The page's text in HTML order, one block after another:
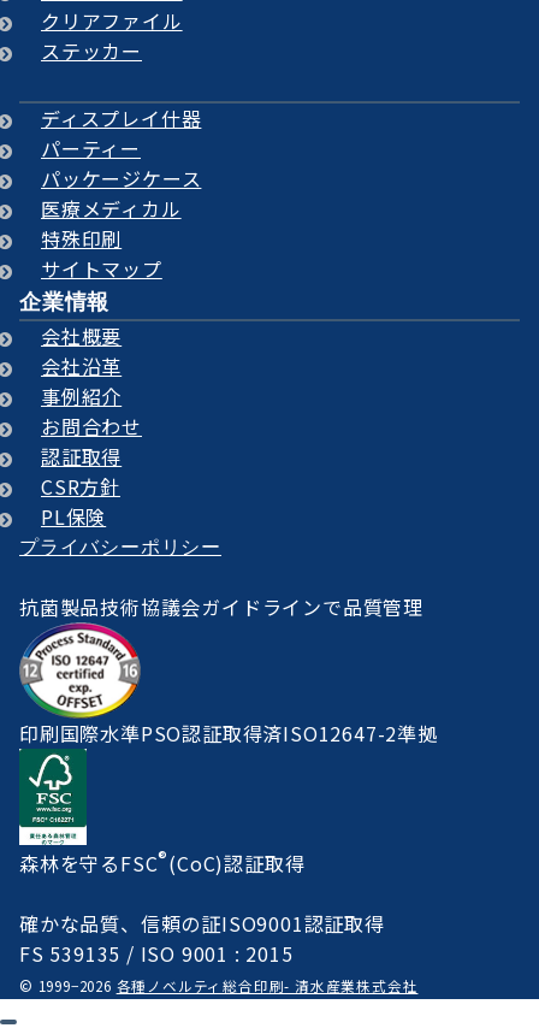
クリアファイル
ステッカー
ディスプレイ什器
パーティー
パッケージケース
医療メディカル
特殊印刷
サイトマップ
企業情報
会社概要
会社沿革
事例紹介
お問合わせ
認証取得
CSR方針
PL保険
プライバシーポリシー
抗菌製品技術協議会ガイドラインで品質管理
印刷国際水準PSO認証取得済ISO12647-2準拠
森林を守るFSC®(CoC)認証取得
確かな品質、信頼の証ISO9001認証取得
FS 539135 / ISO 9001 : 2015
© 1999−2026 各種ノベルティ総合印刷- 清水産業株式会社